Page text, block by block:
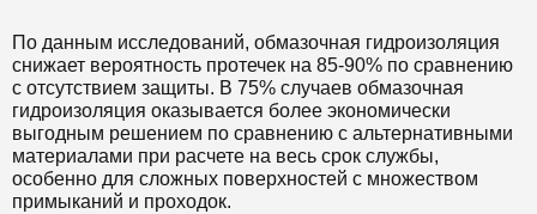
По данным исследований, обмазочная гидроизоляция
снижает вероятность протечек на 85-90% по сравнению
с отсутствием защиты. В 75% случаев обмазочная
гидроизоляция оказывается более экономически
выгодным решением по сравнению с альтернативными
материалами при расчете на весь срок службы,
особенно для сложных поверхностей с множеством
примыканий и проходок.